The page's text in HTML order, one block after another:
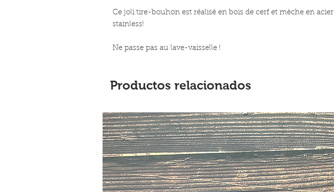
Ce joli tire-bouhon est réalisé en bois de cerf et mèche en acier
stainless!
Ne passe pas au lave-vaisselle !
Productos relacionados